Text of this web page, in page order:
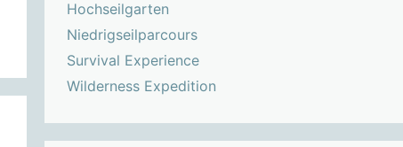
Hochseilgarten
Niedrigseilparcours
Survival Experience
Wilderness Expedition